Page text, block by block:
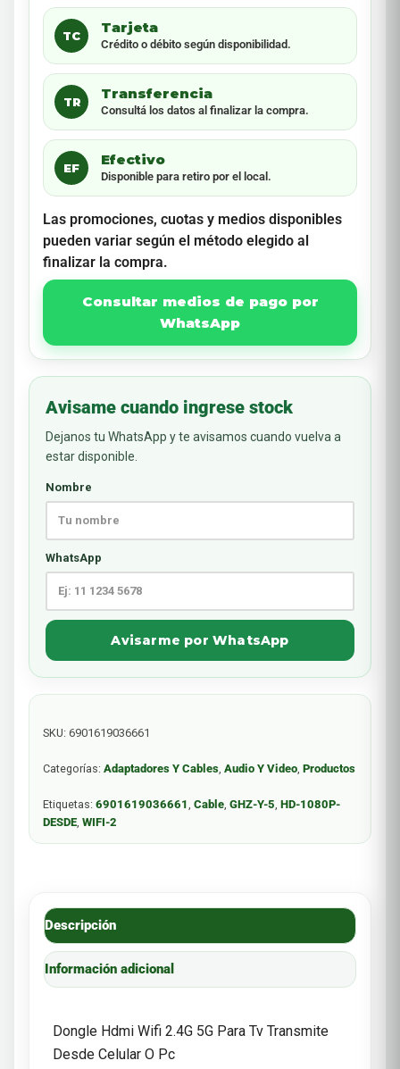
TC
Tarjeta
Crédito o débito según disponibilidad.
TR
Transferencia
Consultá los datos al finalizar la compra.
EF
Efectivo
Disponible para retiro por el local.
Las promociones, cuotas y medios disponibles
pueden variar según el método elegido al
finalizar la compra.
Consultar medios de pago por
WhatsApp
Avisame cuando ingrese stock
Dejanos tu WhatsApp y te avisamos cuando vuelva a
estar disponible.
Nombre
WhatsApp
Avisarme por WhatsApp
SKU: 6901619036661
Categorías: Adaptadores Y Cables Audio Y Video Productos
Etiquetas: 6901619036661 Cable GHZ-Y-5 HD-1080P-
DESDE WIFI-2
Descripción
Información adicional
Dongle Hdmi Wifi 2.4G 5G Para Tv Transmite
Desde Celular O Pc